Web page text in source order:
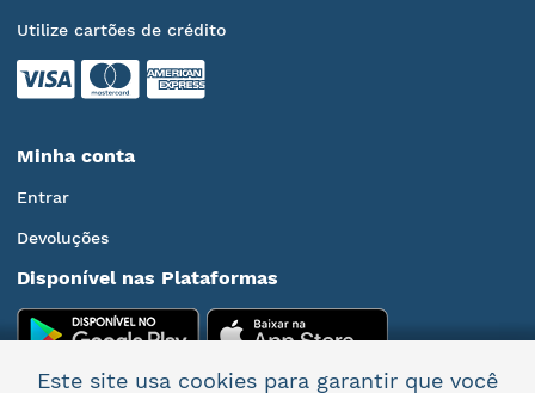
Utilize cartões de crédito
Minha conta
Entrar
Devoluções
Disponível nas Plataformas
Este site usa cookies para garantir que você